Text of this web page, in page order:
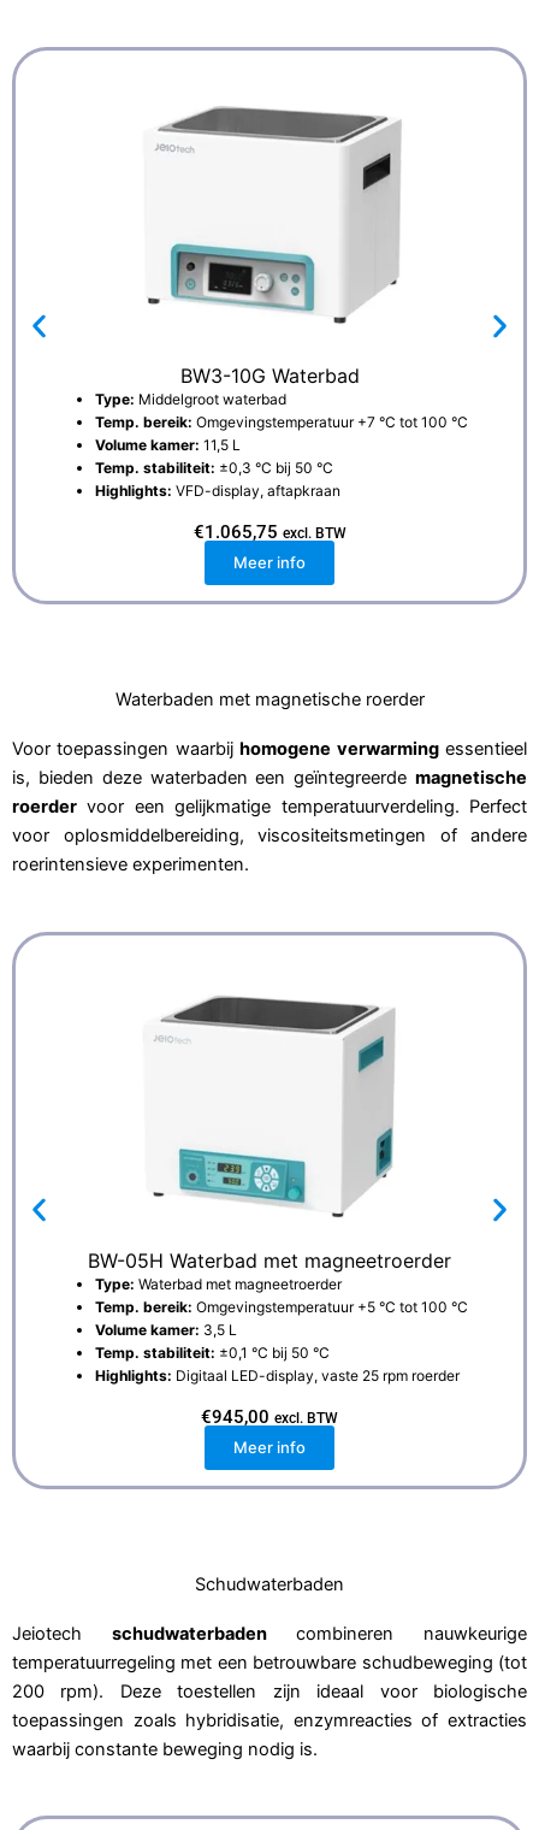
BW3-10G Waterbad
Type: Middelgroot waterbad
Temp. bereik: Omgevingstemperatuur +7 °C tot 100 °C
Volume kamer: 11,5 L
Temp. stabiliteit: ±0,3 °C bij 50 °C
Highlights: VFD-display, aftapkraan
€1.065,75 excl. BTW
Meer info
Waterbaden met magnetische roerder
Voor toepassingen waarbijhomogene verwarmingessentieel
is, bieden deze waterbaden een geïntegreerde magnetische
roerder voor een gelijkmatige temperatuurverdeling. Perfect
voor oplosmiddelbereiding, viscositeitsmetingen of andere
roerintensieve experimenten.
BW-05H Waterbad met magneetroerder
Type: Waterbad met magneetroerder
Temp. bereik: Omgevingstemperatuur +5 °C tot 100 °C
Volume kamer: 3,5 L
Temp. stabiliteit: ±0,1 °C bij 50 °C
Highlights: Digitaal LED-display, vaste 25 rpm roerder
€945,00 excl. BTW
Meer info
Schudwaterbaden
Jeiotech schudwaterbadencombineren nauwkeurige
temperatuurregeling met een betrouwbare schudbeweging (tot
200 rpm). Deze toestellen zijn ideaal voor biologische
toepassingen zoals hybridisatie, enzymreacties of extracties
waarbij constante beweging nodig is.